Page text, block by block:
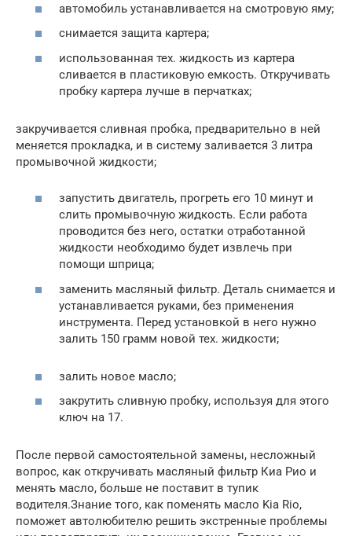
автомобиль устанавливается на смотровую яму;
снимается защита картера;
использованная тех. жидкость из картера
сливается в пластиковую емкость. Откручивать
пробку картера лучше в перчатках;
закручивается сливная пробка, предварительно в ней
меняется прокладка, и в систему заливается 3 литра
промывочной жидкости;
запустить двигатель, прогреть его 10 минут и
слить промывочную жидкость. Если работа
проводится без него, остатки отработанной
жидкости необходимо будет извлечь при
помощи шприца;
заменить масляный фильтр. Деталь снимается и
устанавливается руками, без применения
инструмента. Перед установкой в него нужно
залить 150 грамм новой тех. жидкости;
залить новое масло;
закрутить сливную пробку, используя для этого
ключ на 17.
После первой самостоятельной замены, несложный
вопрос, как откручивать масляный фильтр Киа Рио и
менять масло, больше не поставит в тупик
водителя.Знание того, как поменять масло Kia Rio,
поможет автолюбителю решить экстренные проблемы